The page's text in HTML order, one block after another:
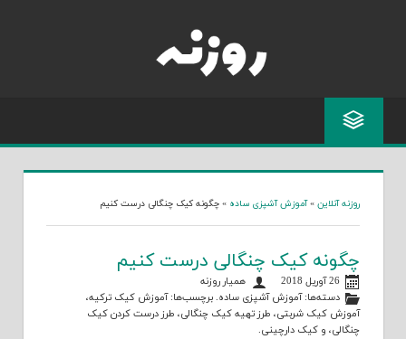
روزنه آنلاین »آموزش آشپزی ساده » چگونه کیک چنگالی درست کنیم
چگونه کیک چنگالی درست کنیم
26 آوریل 2018
همیار روزنه
دسته‌ها:آموزش آشپزی ساده. برچسب‌ها:آموزش کیک ترکیه،
آموزش کیک شربتی، طرز تهیه کیک چنگالی، طرز درست کردن کیک
چنگالی، و کیک دارچینی.